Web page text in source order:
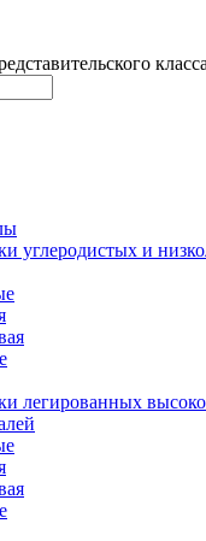
класса
углеродистых и
легированных